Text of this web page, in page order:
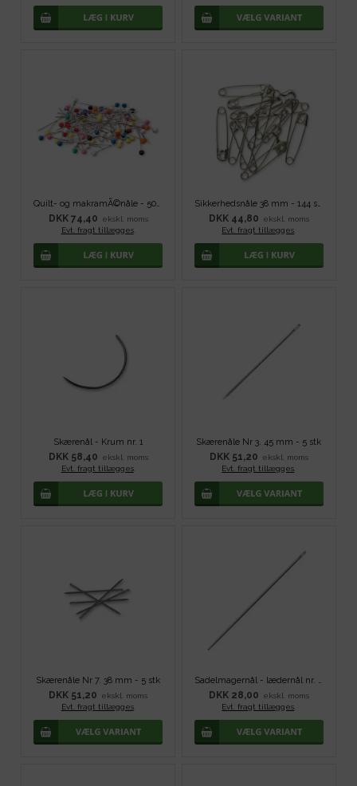
Quilt- og makramÃ©nåle - 500 stk
DKK 74,40
ekskl. moms
Evt. fragt tillægges.
Sikkerhedsnåle 38 mm - 144 stk
DKK 44,80
ekskl. moms
Evt. fragt tillægges
Skærenål - Krum nr. 1
DKK 58,40
ekskl. moms
Evt. fragt tillægges.
Skærenåle Nr 3. 45 mm - 5 stk
DKK 51,20
ekskl. moms
Evt. fragt tillægges
Skærenåle Nr 7. 38 mm - 5 stk
DKK 51,20
ekskl. moms
Evt. fragt tillægges.
Sadelmagernål - lædernål nr. 1 - 5 stk
DKK 28,00
ekskl. moms
Evt. fragt tillægges